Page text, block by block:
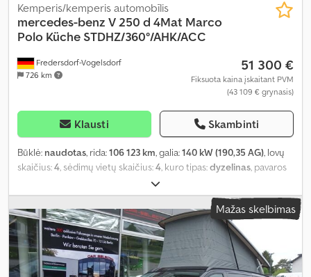
Fredersdorf-Vogelsdorf
726 km
Kemperis/kemperis automobīlis
mercedes-benz V 250 d 4Mat Marco
Polo Küche STDHZ/360°/AHK/ACC
51 300 €
Fiksuota kaina įskaitant PVM
(43 109 € grynasis)
Klausti Skambinti
Būklė: naudotas, rida:106 123 km, galia:140 kW (190,35 AG), lovų
skaičius:4, sėdimų vietų skaičius:4, kuro tipas:dyzelinas, pavaros
, pirmoji registracija:
emisijos klasė:nėra, pakaba:kitas, vairuotojo kabina:kitas, kuras:
dyzelinas, Įranga:ABS, autonominis šildytuvas, centrinis
užraktas, elektroninė stabilumo programa (ESP), imobilaizerio
sistema, kruizo kontrolė, navigacijos sistema, oro
kondicionavimas, oro pagalvė, priekabos jungtis, stumdomos
durys, suodžių filtras, visų varančiųjų ratų pavara,
Mažas skelbimas